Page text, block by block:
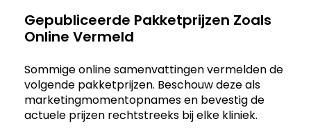
Gepubliceerde Pakketprijzen Zoals
Online Vermeld
Sommige online samenvattingen vermelden de
volgende pakketprijzen. Beschouw deze als
marketingmomentopnames en bevestig de
actuele prijzen rechtstreeks bij elke kliniek.